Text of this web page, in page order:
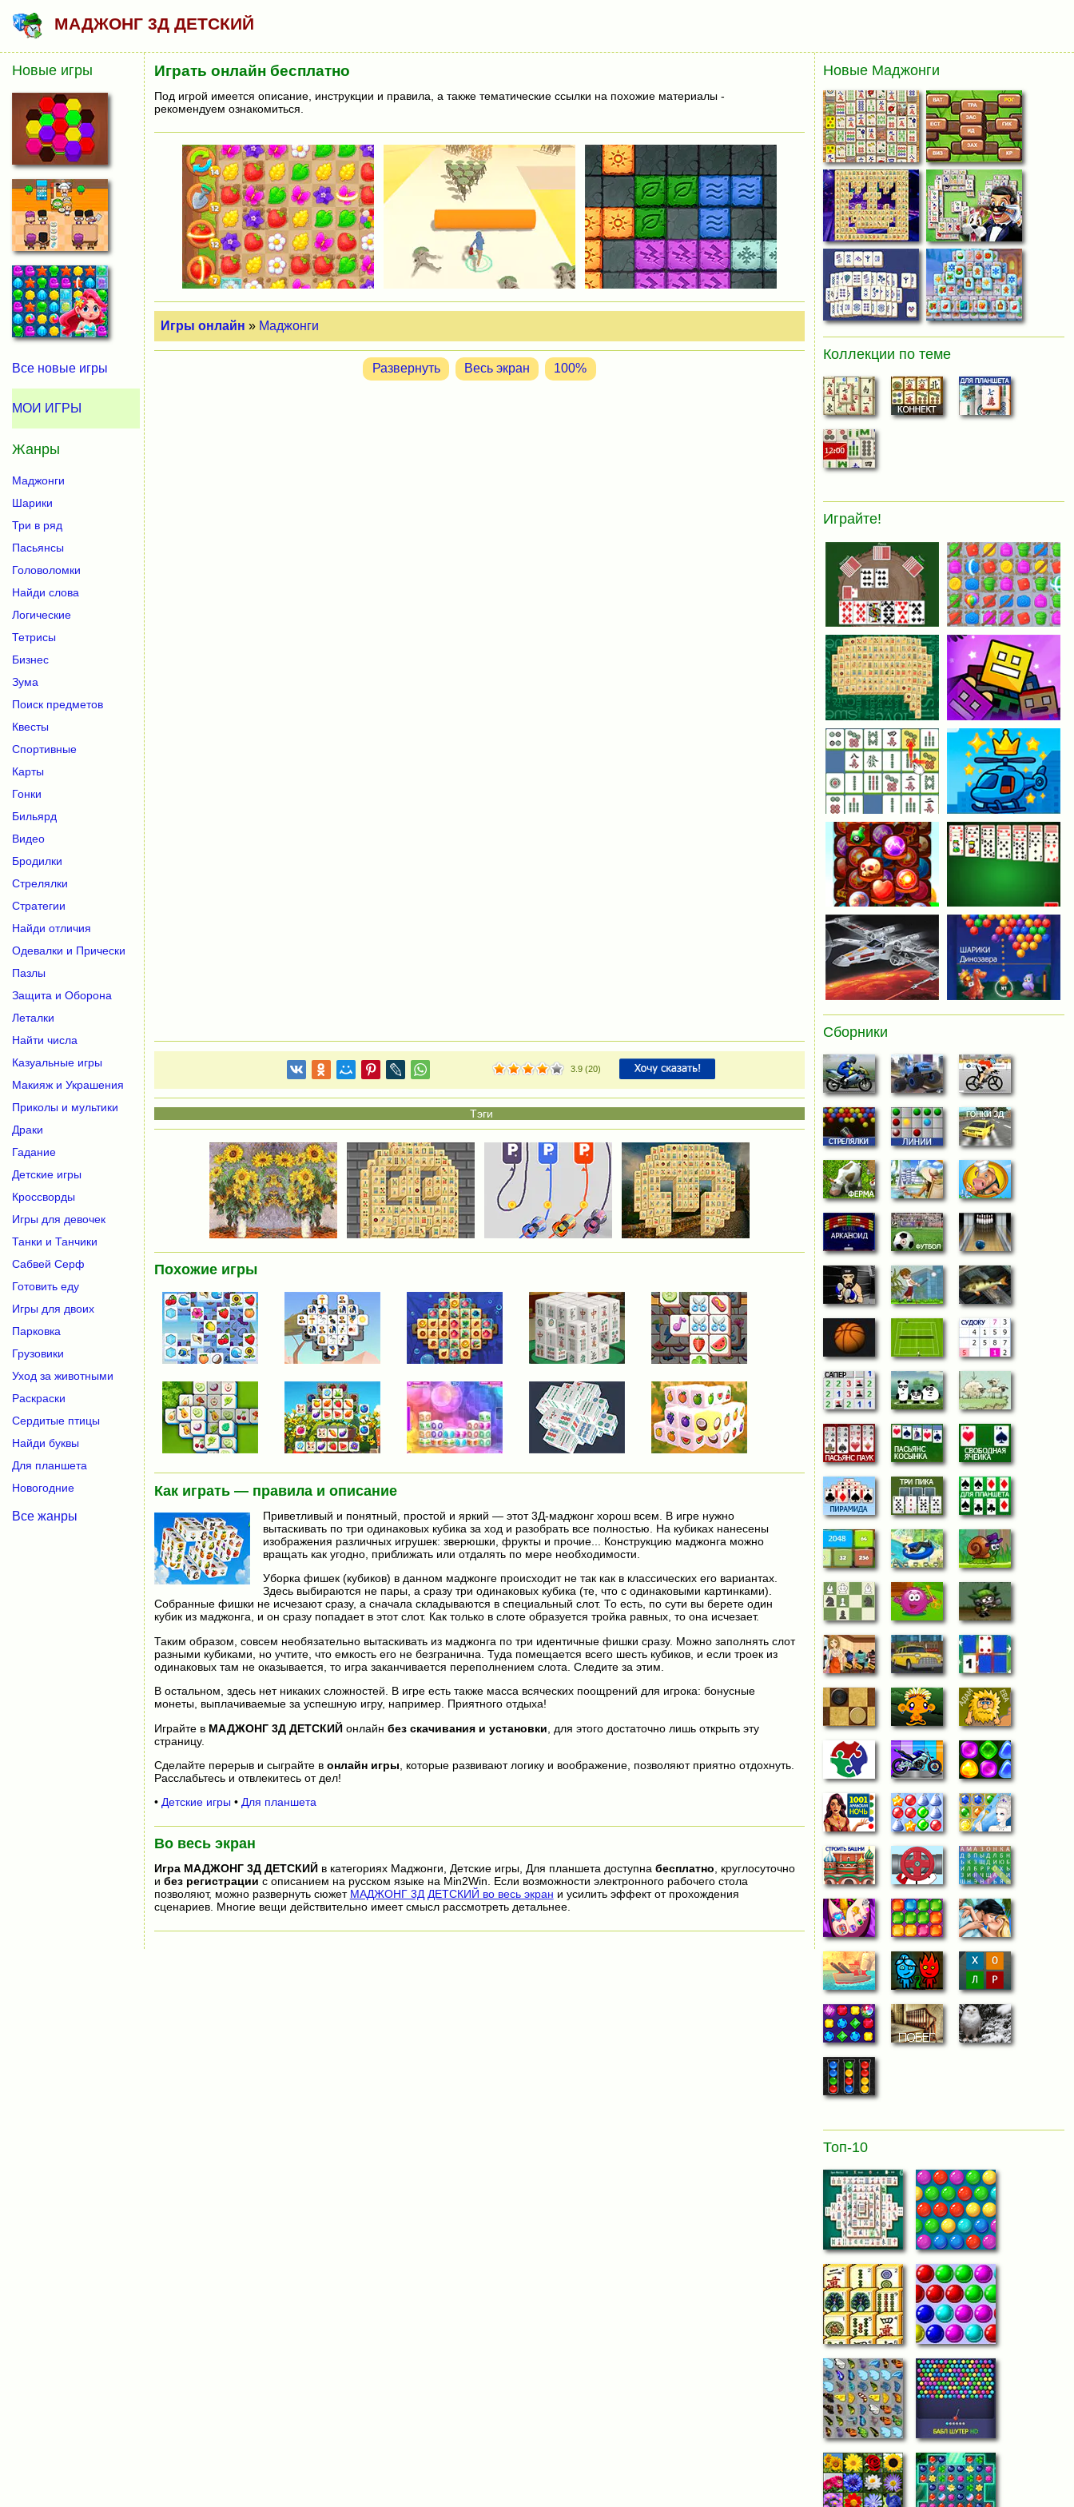
МАДЖОНГ 3Д ДЕТСКИЙ
Играть онлайн бесплатно
Под игрой имеется описание, инструкции и правила, а также тематические ссылки на похожие материалы -
рекомендуем ознакомиться.
Игры онлайн » Маджонги
Развернуть Весь экран 100%
3.9 (20)
Похожие игры
Как играть — правила и описание
Приветливый и понятный, простой и яркий — этот 3Д-маджонг хорош всем. В игре нужно
вытаскивать по три одинаковых кубика за ход и разобрать все полностью. На кубиках нанесены
изображения различных игрушек: зверюшки, фрукты и прочие... Конструкцию маджонга можно
вращать как угодно, приближать или отдалять по мере необходимости.
Уборка фишек (кубиков) в данном маджонге происходит не так как в классических его вариантах.
Здесь выбираются не пары, а сразу три одинаковых кубика (те, что с одинаковыми картинками).
Собранные фишки не исчезают сразу, а сначала складываются в специальный слот. То есть, по сути вы берете один
кубик из маджонга, и он сразу попадает в этот слот. Как только в слоте образуется тройка равных, то она исчезает.
Таким образом, совсем необязательно вытаскивать из маджонга по три идентичные фишки сразу. Можно заполнять слот
разными кубиками, но учтите, что емкость его не безгранична. Туда помещается всего шесть кубиков, и если троек из
одинаковых там не оказывается, то игра заканчивается переполнением слота. Следите за этим.
В остальном, здесь нет никаких сложностей. В игре есть также масса всяческих поощрений для игрока: бонусные
монеты, выплачиваемые за успешную игру, например. Приятного отдыха!
Играйте в МАДЖОНГ 3Д ДЕТСКИЙонлайн без скачивания и установки , для этого достаточно лишь открыть эту
страницу.
Сделайте перерыв и сыграйте в онлайн игры , которые развивают логику и воображение, позволяют приятно отдохнуть.
Расслабьтесь и отвлекитесь от дел!
• Детские игры • Для планшета
Во весь экран
Игра МАДЖОНГ 3Д ДЕТСКИЙв категориях Маджонги, Детские игры, Для планшета доступна бесплатно, круглосуточно
и без регистрации с описанием на русском языке на Min2Win. Если возможности электронного рабочего стола
позволяют, можно развернуть сюжет МАДЖОНГ 3Д ДЕТСКИЙ во весь экран и усилить эффект от прохождения
сценариев. Многие вещи действительно имеет смысл рассмотреть детальнее.
Новые игры
Все новые игры
МОИ ИГРЫ
Жанры
Маджонги
Шарики
Три в ряд
Пасьянсы
Головоломки
Найди слова
Логические
Тетрисы
Бизнес
Зума
Поиск предметов
Квесты
Спортивные
Карты
Гонки
Бильярд
Видео
Бродилки
Стрелялки
Стратегии
Найди отличия
Одевалки и Прически
Пазлы
Защита и Оборона
Леталки
Найти числа
Казуальные игры
Макияж и Украшения
Приколы и мультики
Драки
Гадание
Детские игры
Кроссворды
Игры для девочек
Танки и Танчики
Сабвей Серф
Готовить еду
Игры для двоих
Парковка
Грузовики
Уход за животными
Раскраски
Сердитые птицы
Найди буквы
Для планшета
Новогодние
Все жанры
Новые Маджонги
Коллекции по теме
Играйте!
Сборники
Топ-10